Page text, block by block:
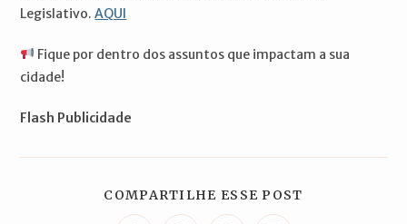
Legislativo.AQUI
Fique por dentro dos assuntos que impactam a sua
cidade!
Flash Publicidade
COMPARTILHE ESSE POST